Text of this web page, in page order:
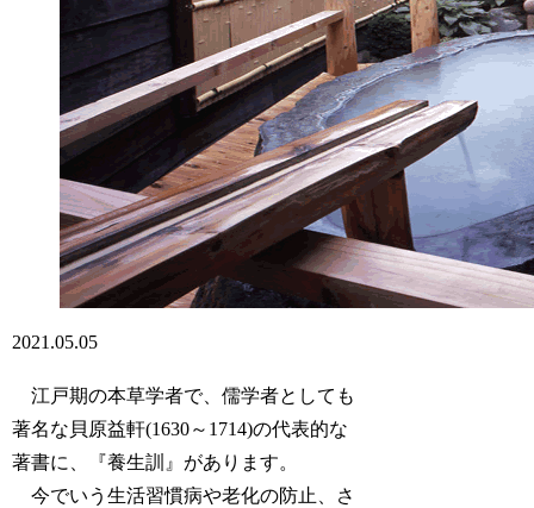
2021.05.05
江戸期の本草学者で、儒学者としても
著名な貝原益軒(1630～1714)の代表的な
著書に、『養生訓』があります。
今でいう生活習慣病や老化の防止、さ